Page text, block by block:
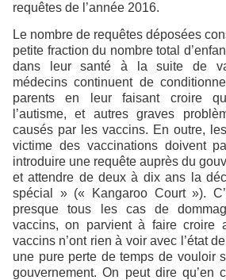
requêtes de l’année 2016.
Le nombre de requêtes déposées
petite fraction du nombre total
dans leur santé à la suite de
médecins continuent de
parents en leur faisant croire
l’autisme, et autres graves
causés par les vaccins. En outre,
victime des vaccinations doivent
introduire une requête auprès du
et attendre de deux à dix ans la
spécial » (« Kangaroo Court »).
presque tous les cas de
vaccins, on parvient à faire croire
vaccins n’ont rien à voir avec l’état
une pure perte de temps de vouloir
gouvernement. On peut dire qu’en